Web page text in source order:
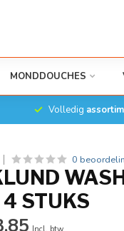
MONDDOUCHES
Volledig
0
STUKS